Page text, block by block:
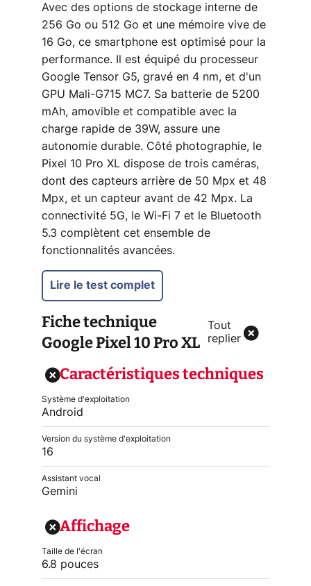
Avec des options de stockage interne de
256 Go ou 512 Go et une mémoire vive de
16 Go, ce smartphone est optimisé pour la
performance. Il est équipé du processeur
Google Tensor G5, gravé en 4 nm, et d'un
GPU Mali-G715 MC7. Sa batterie de 5200
mAh, amovible et compatible avec la
charge rapide de 39W, assure une
autonomie durable. Côté photographie, le
Pixel 10 Pro XL dispose de trois caméras,
dont des capteurs arrière de 50 Mpx et 48
Mpx, et un capteur avant de 42 Mpx. La
connectivité 5G, le Wi-Fi 7 et le Bluetooth
5.3 complètent cet ensemble de
fonctionnalités avancées.
Lire le test complet
Fiche technique
Google Pixel 10 Pro XL
Tout
replier
Caractéristiques techniques
Système d'exploitation
Android
Version du système d'exploitation
16
Assistant vocal
Gemini
Affichage
Taille de l'écran
6.8 pouces